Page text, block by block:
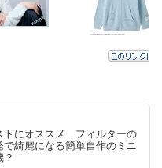
トにオススメ フィルターの
で綺麗になる簡単自作のミニ
？